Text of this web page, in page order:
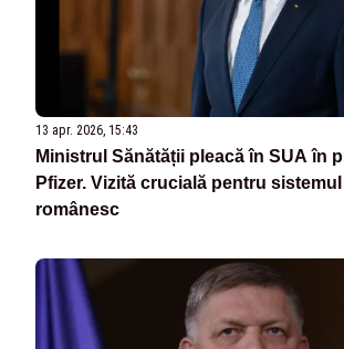
13 apr. 2026, 15:43
Ministrul Sănătății pleacă în SUA în
Pfizer. Vizită crucială pentru sistemul
românesc